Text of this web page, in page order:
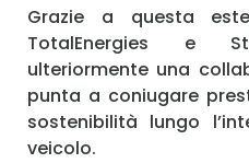
Grazie a questa
TotalEnergies e
ulteriormente una
punta a coniugare
sostenibilità lungo
veicolo.